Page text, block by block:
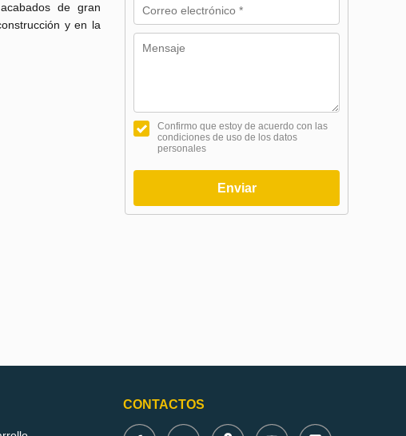
de gran
y en la
Confirmo que estoy de acuerdo con las
condiciones de uso de los datos
personales
Enviar
CONTACTOS